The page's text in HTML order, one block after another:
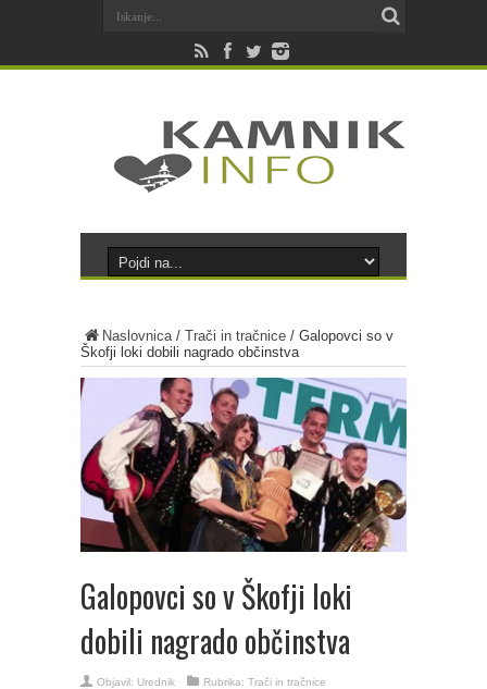
Naslovnica/ Trači in tračnice / Galopovci so v
Škofji loki dobili nagrado občinstva
Galopovci so v Škofji loki
dobili nagrado občinstva
Objavil: Urednik Rubrika: Trači in tračnice